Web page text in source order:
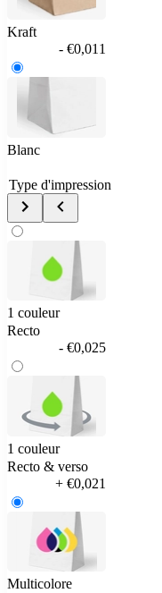
Kraft
- €0,011
Blanc
Type d'impression
1 couleur
Recto
- €0,025
1 couleur
Recto & verso
+ €0,021
Multicolore